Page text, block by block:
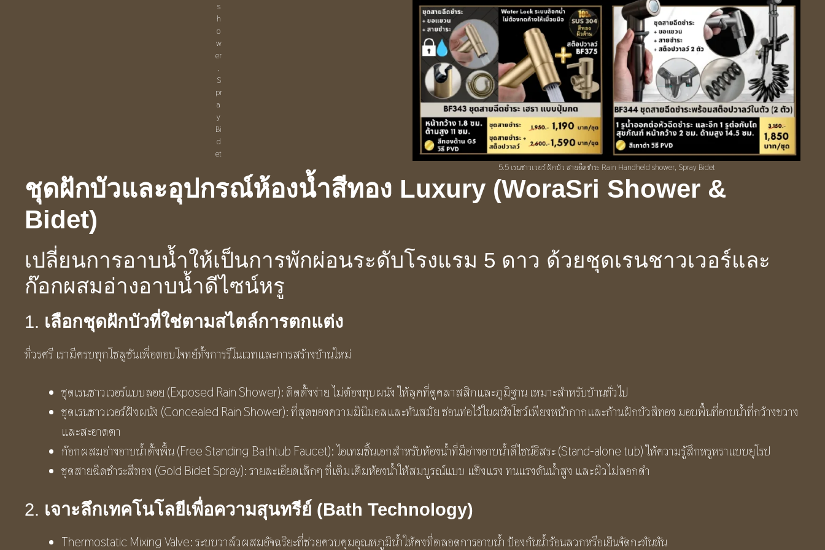
s
h
o
w
er
,
S
pr
a
y
Bi
d
et
5.5 เรนชาวเวอร์ ฝักบัว สายฉีดชำระ Rain Handheld shower, Spray Bidet
ชุดฝักบัวและอุปกรณ์ห้องน้ำสีทอง Luxury (WoraSri Shower &
Bidet)
เปลี่ยนการอาบน้ำให้เป็นการพักผ่อนระดับโรงแรม 5 ดาว ด้วยชุดเรนชาวเวอร์และ
ก๊อกผสมอ่างอาบน้ำดีไซน์หรู
1. เลือกชุดฝักบัวที่ใช่ตามสไตล์การตกแต่ง
ที่วรศรี เรามีครบทุกโซลูชันเพื่อตอบโจทย์ทั้งการรีโนเวทและการสร้างบ้านใหม่
ชุดเรนชาวเวอร์แบบลอย (Exposed Rain Shower): ติดตั้งง่าย ไม่ต้องทุบผนัง ให้ลุคที่ดูคลาสสิกและภูมิฐาน เหมาะสำหรับบ้านทั่วไป
ชุดเรนชาวเวอร์ฝังผนัง (Concealed Rain Shower): ที่สุดของความมินิมอลและทันสมัย ซ่อนท่อไว้ในผนังโชว์เพียงหน้ากากและก้านฝักบัวสีทอง มอบพื้นที่อาบน้ำที่กว้างขวาง
และสะอาดตา
ก๊อกผสมอ่างอาบน้ำตั้งพื้น (Free Standing Bathtub Faucet): ไอเทมชิ้นเอกสำหรับห้องน้ำที่มีอ่างอาบน้ำดีไซน์อิสระ (Stand-alone tub) ให้ความรู้สึกหรูหราแบบยุโรป
ชุดสายฉีดชำระสีทอง (Gold Bidet Spray): รายละเอียดเล็กๆ ที่เติมเต็มห้องน้ำให้สมบูรณ์แบบ แข็งแรง ทนแรงดันน้ำสูง และผิวไม่ลอกดำ
2. เจาะลึกเทคโนโลยีเพื่อความสุนทรีย์ (Bath Technology)
Thermostatic Mixing Valve: ระบบวาล์วผสมอัจฉริยะที่ช่วยควบคุมอุณหภูมิน้ำให้คงที่ตลอดการอาบน้ำ ป้องกันน้ำร้อนลวกหรือเย็นจัดกะทันหัน